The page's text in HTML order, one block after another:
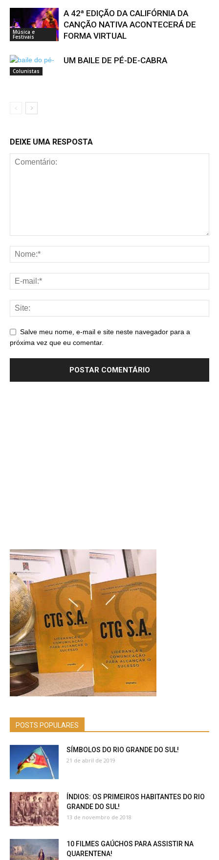
Música e
Festivais
A 42ª EDIÇÃO DA CALIFÓRNIA DA
CANÇÃO NATIVA ACONTECERÁ DE
FORMA VIRTUAL
Colunistas
UM BAILE DE PÉ-DE-CABRA
DEIXE UMA RESPOSTA
Salve meu nome, e-mail e site neste navegador para a
próxima vez que eu comentar.
POSTS POPULARES
SÍMBOLOS DO RIO GRANDE DO SUL!
21 de abril de 2019
ÍNDIOS: OS PRIMEIROS HABITANTES DO RIO
GRANDE DO SUL!
13 de novembro de 2018
10 FILMES GAÚCHOS PARA ASSISTIR NA
QUARENTENA!